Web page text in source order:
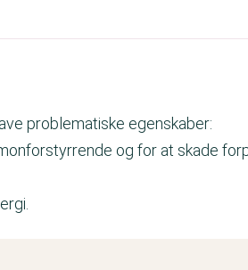
problematiske egenskaber:
og for at skade